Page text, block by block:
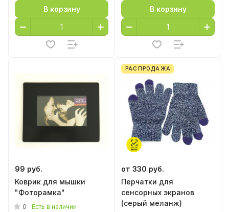
В корзину В корзину
99 руб.
Коврик для мышки
"Фоторамка"
0
Есть в наличии
РАСПРОДАЖА
от 330 руб.
Перчатки для
сенсорных экранов
(серый меланж)